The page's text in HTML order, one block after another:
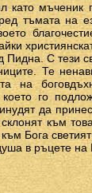
като мъченик
тъмата на
Пидна. С тези
Те
на
го
да
към
Бога
в ръцете на